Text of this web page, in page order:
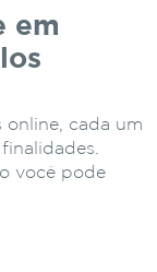
em
online, cada um
você pode